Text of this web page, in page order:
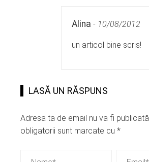
Alina - 10/08/2012
un articol bine scris!
LASĂ UN RĂSPUNS
Adresa ta de email nu va fi publicată.
obligatorii sunt marcate cu *